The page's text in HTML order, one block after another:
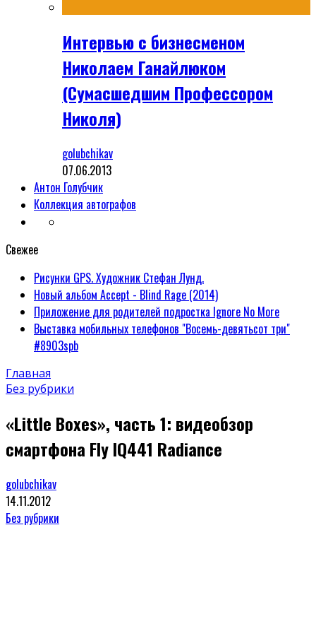
Интервью с бизнесменом
Николаем Ганайлюком
(Сумасшедшим Профессором
Николя)
golubchikav
07.06.2013
Антон Голубчик
Коллекция автографов
Свежее
Рисунки GPS. Художник Стефан Лунд.
Новый альбом Accept - Blind Rage (2014)
Приложение для родителей подростка Ignore No More
Выставка мобильных телефонов "Восемь-девятьсот три"
#8903spb
Главная
Без рубрики
«Little Boxes», часть 1: видеобзор
смартфона Fly IQ441 Radiance
golubchikav
14.11.2012
Без рубрики